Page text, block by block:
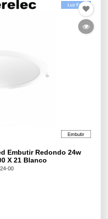
Embutir Redondo 24w
X 21 Blanco
00